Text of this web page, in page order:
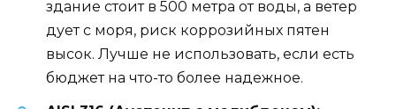
здание стоит в 500 метра от воды, а ветер
дует с моря, риск коррозийных пятен
высок. Лучше не использовать, если есть
бюджет на что-то более надежное.